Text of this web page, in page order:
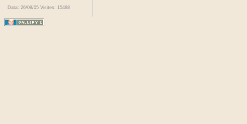
Data: 26/09/05 Visites: 15488